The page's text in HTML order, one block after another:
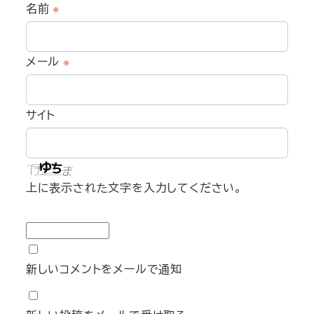
名前※
メール ※
サイト
上に表示された文字を入力してください。
新しいコメントをメールで通知